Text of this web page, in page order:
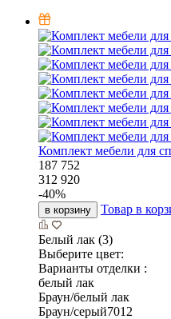
Комплект мебели для
187 752
312 920
-40%
в корзину Товар в
Белый лак (3)
Выберите цвет:
Варианты отделки :
белый лак
Браун/белый лак
Браун/серый7012